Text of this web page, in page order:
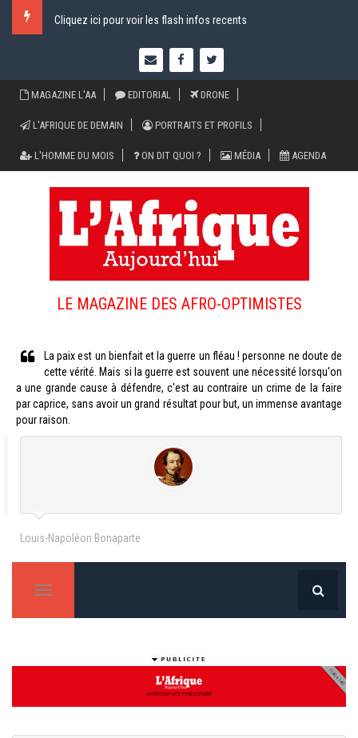
Cliquez ici pour voir les flash infos recents
MAGAZINE L'AA EDITORIAL DRONE
L'AFRIQUE DE DEMAIN PORTRAITS ET PROFILS
L'HOMME DU MOIS ON DIT QUOI ? MÉDIA AGENDA
LE MAGAZINE DES AFRO-OPTIMISTES
La paix est un bienfait et la guerre un fléau ! personne ne doute de
cette vérité. Mais si la guerre est souvent une nécessité lorsqu'on
a une grande cause à défendre, c'est au contraire un crime de la faire
par caprice, sans avoir un grand résultat pour but, un immense avantage
pour raison.
Louis-Napoléon Bonaparte
T
g
n
i